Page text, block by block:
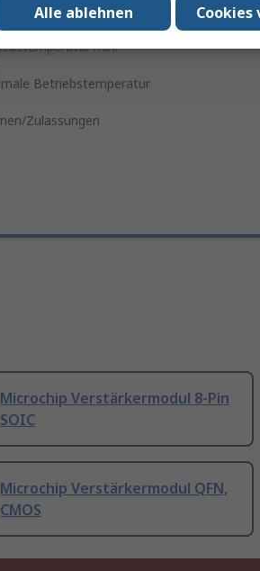
Versorgungsspannung
min.
Betriebstemperatur
Zulassungen
Microchip Verstärkermodul 8-Pin
SOIC
Microchip Verstärkermodul QFN,
CMOS
Alle ablehnen